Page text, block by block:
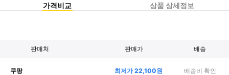
가격비교 상품 상세정보
판매처 판매가 배송
쿠팡 최저가22,100원 배송비 확인